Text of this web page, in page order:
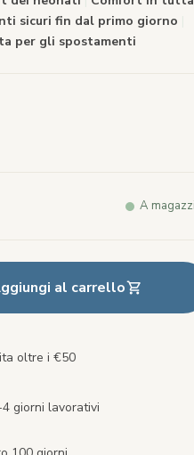
sicuri fin dal primo giorno
per gli spostamenti
A
al carrello
oltre i €50
giorni lavorativi